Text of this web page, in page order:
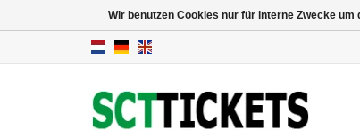
Wir benutzen Cookies nur für interne Zwecke